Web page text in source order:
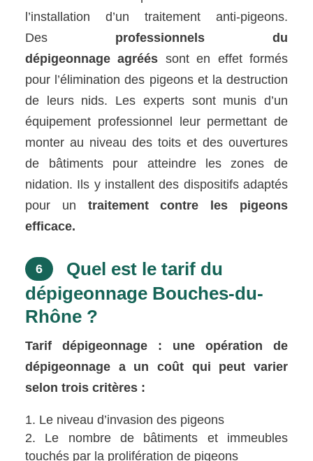
l’installation d’un traitement anti-pigeons.
Des professionnels du
dépigeonnage agréés sont en effet formés
pour l’élimination des pigeons et la destruction
de leurs nids. Les experts sont munis d’un
équipement professionnel leur permettant de
monter au niveau des toits et des ouvertures
de bâtiments pour atteindre les zones de
nidation. Ils y installent des dispositifs adaptés
pour un traitement contre les pigeons
efficace.
6
Quel est le tarif du
dépigeonnage Bouches-du-
Rhône ?
Tarif dépigeonnage : une opération de
dépigeonnage a un coût qui peut varier
selon trois critères :
Le niveau d’invasion des pigeons
Le nombre de bâtiments et immeubles
touchés par la prolifération de pigeons